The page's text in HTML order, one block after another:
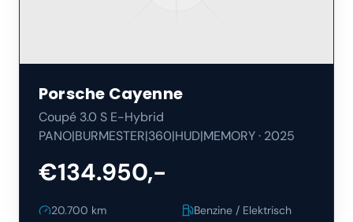
Porsche Cayenne
Coupé 3.0 S E-Hybrid
PANO|BURMESTER|360|HUD|MEMORY· 2025
€134.950,-
20.700 km Benzine / Elektrisch